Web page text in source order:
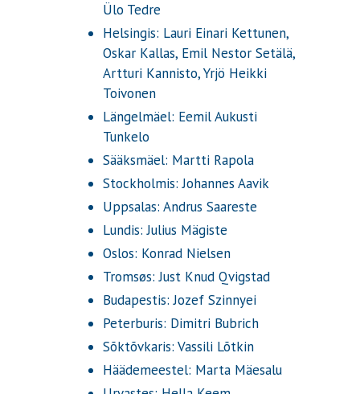
Ülo Tedre
Helsingis: Lauri Einari Kettunen,
Oskar Kallas, Emil Nestor Setälä,
Artturi Kannisto, Yrjö Heikki
Toivonen
Längelmäel: Eemil Aukusti
Tunkelo
Sääksmäel: Martti Rapola
Stockholmis: Johannes Aavik
Uppsalas: Andrus Saareste
Lundis: Julius Mägiste
Oslos: Konrad Nielsen
Tromsøs: Just Knud Qvigstad
Budapestis: Jozef Szinnyei
Peterburis: Dimitri Bubrich
Sõktõvkaris: Vassili Lõtkin
Häädemeestel: Marta Mäesalu